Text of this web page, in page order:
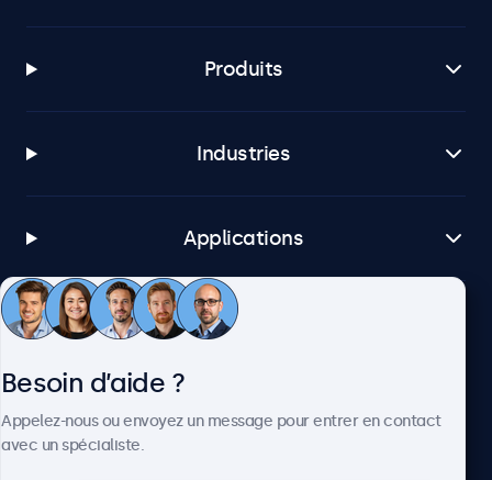
Produits
Industries
Applications
Service client
Besoin d’aide ?
Appelez-nous ou envoyez un message pour entrer en contact
avec un spécialiste.